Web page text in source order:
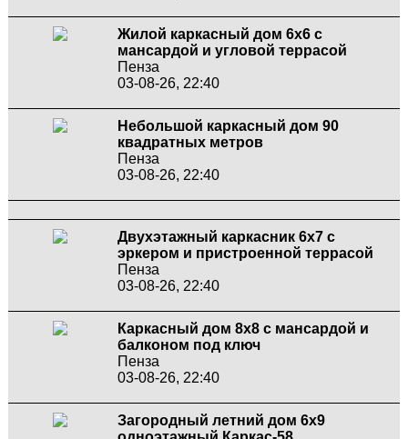
Жилой каркасный дом 6х6 с
мансардой и угловой террасой
Пенза
03-08-26, 22:40
Небольшой каркасный дом 90
квадратных метров
Пенза
03-08-26, 22:40
Двухэтажный каркасник 6х7 с
эркером и пристроенной террасой
Пенза
03-08-26, 22:40
Каркасный дом 8х8 с мансардой и
балконом под ключ
Пенза
03-08-26, 22:40
Загородный летний дом 6х9